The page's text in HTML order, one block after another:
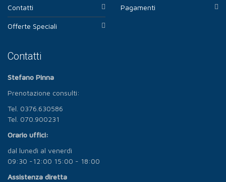
Contatti
Offerte Speciali
Pagamenti
Contatti
Stefano Pinna
Prenotazione consulti:
Tel. 0376.630586
Tel. 070.900231
Orario uffici:
dal lunedì al venerdì
09:30 -12:00 15:00 - 18:00
Assistenza diretta